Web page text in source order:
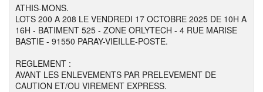
ATHIS-MONS.
LOTS 200 A 208 LE VENDREDI 17 OCTOBRE 2025 DE 10H A
16H - BATIMENT 525 - ZONE ORLYTECH - 4 RUE MARISE
BASTIE - 91550 PARAY-VIEILLE-POSTE.
REGLEMENT :
AVANT LES ENLEVEMENTS PAR PRELEVEMENT DE
CAUTION ET/OU VIREMENT EXPRESS.